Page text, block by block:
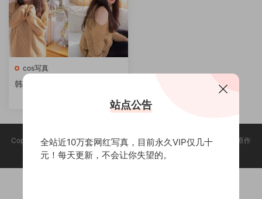
cos写真
韩国BamBi밤비-微博coser全
Copyright @ 2025 养眼集 版权声明:本站所有资源均收集于网络，版权归原作
者所有，如有侵权，请联系删除。
站点公告
全站近10万套网红写真，目前永久VIP仅几十
元！每天更新，不会让你失望的。